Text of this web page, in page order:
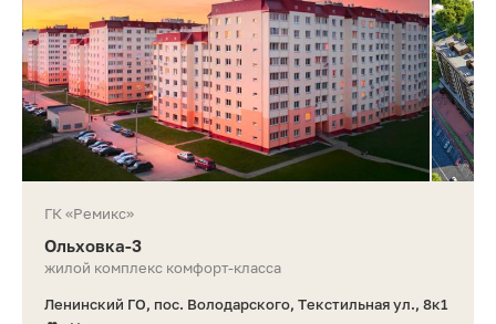
ГК «Ремикс»
Ольховка-3
жилой комплекс комфорт-класса
Ленинский ГО, пос. Володарского, Текстильная ул., 8к1